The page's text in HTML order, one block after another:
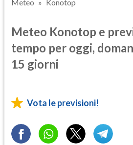
Meteo Konotop
Meteo Konotop e
tempo per oggi,
15 giorni
Vota le previsioni!